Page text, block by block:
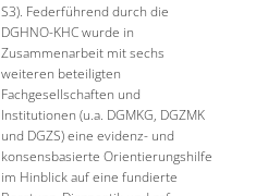
S3). Federführend durch die
DGHNO-KHC wurde in
Zusammenarbeit mit sechs
weiteren beteiligten
Fachgesellschaften und
Institutionen (u.a. DGMKG, DGZMK
und DGZS) eine evidenz- und
konsensbasierte Orientierungshilfe
im Hinblick auf eine fundierte